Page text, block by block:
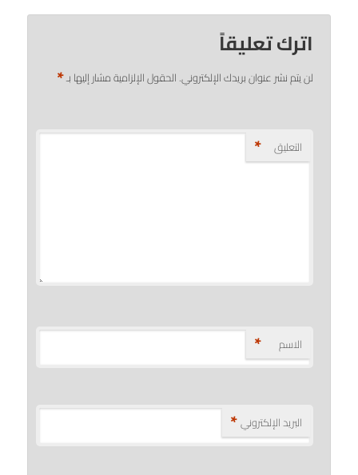
اترك تعليقاً
لن يتم نشر عنوان بريدك الإلكتروني. الحقول الإلزامية مشار إليها بـ*
التعليق *
الاسم *
البريد الإلكتروني*